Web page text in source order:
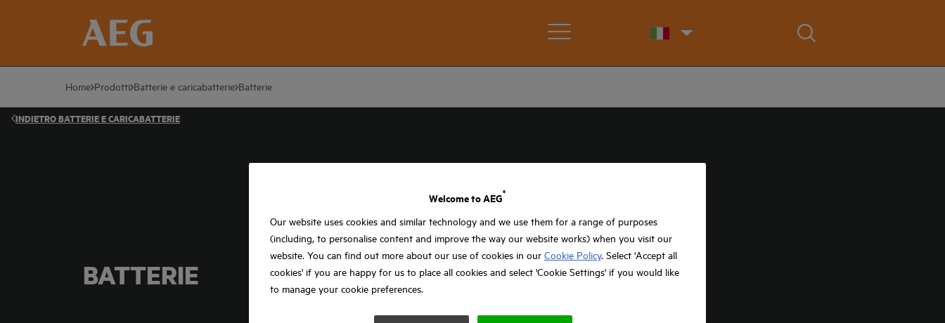
Home Prodotti Batterie e caricabatterie Batterie
INDIETROBATTERIE E CARICABATTERIE
BATTERIE
Welcome to AEG
®
Our website uses cookies and similar technology and we use them for a range of purposes
(including, to personalise content and improve the way our website works) when you visit our
website. You can find out more about our use of cookies in our Cookie Policy. Select 'Accept all
cookies' if you are happy for us to place all cookies and select 'Cookie Settings' if you would like
to manage your cookie preferences.